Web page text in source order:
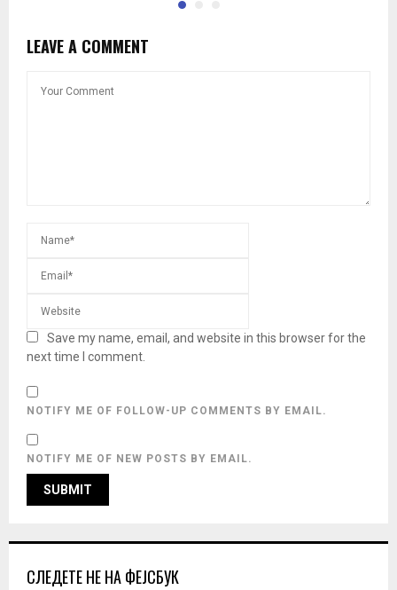
LEAVE A COMMENT
Save my name, email, and website in this browser for the
next time I comment.
NOTIFY ME OF FOLLOW-UP COMMENTS BY EMAIL.
NOTIFY ME OF NEW POSTS BY EMAIL.
СЛЕДЕТЕ НЕ НА ФЕЈСБУК